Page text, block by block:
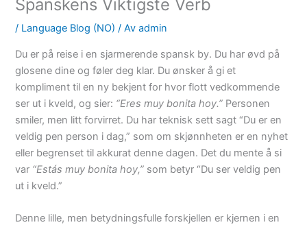
Spanskens Viktigste Verb
/ Language Blog (NO) / Av admin
Du er på reise i en sjarmerende spansk by. Du har øvd på
glosene dine og føler deg klar. Du ønsker å gi et
kompliment til en ny bekjent for hvor flott vedkommende
ser ut i kveld, og sier: “Eres muy bonita hoy.” Personen
smiler, men litt forvirret. Du har teknisk sett sagt “Du er en
veldig pen person i dag,” som om skjønnheten er en nyhet
eller begrenset til akkurat denne dagen. Det du mente å si
var “Estás muy bonita hoy,” som betyr “Du ser veldig pen
ut i kveld.”
Denne lille, men betydningsfulle forskjellen er kjernen i en